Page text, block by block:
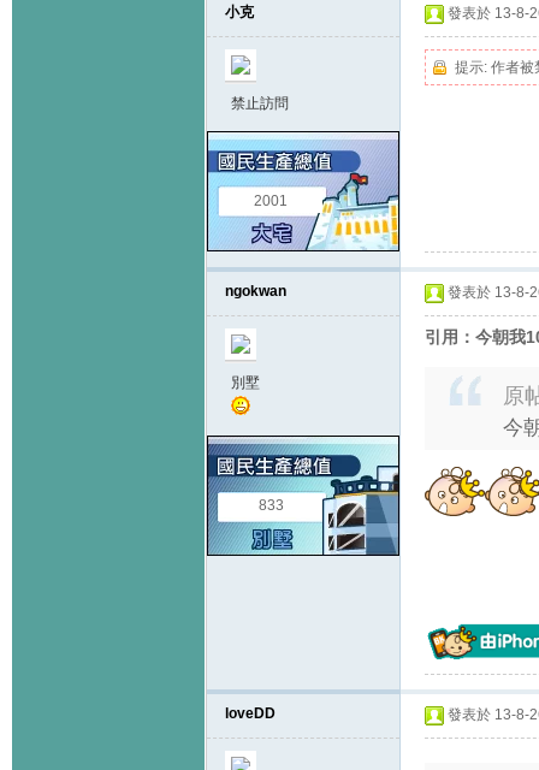
小克
禁止訪問
2001
發表於 13-8-
提示: 作者被
ngokwan
別墅
833
發表於 13-8-
引用：今朝我
原
今
loveDD 發表於 13-8-